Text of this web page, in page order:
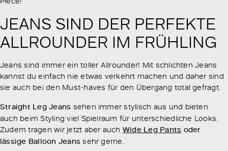
JEANS SIND DER PERFEKTE
ALLROUNDER IM FRÜHLING
Jeans sind immer ein toller Allrounder! Mit schlichten Jeans
kannst du einfach nie etwas verkehrt machen und daher sind
sie auch bei den Must-haves für den Übergang total gefragt.
Straight Leg Jeans sehen immer stylisch aus und bieten
auch beim Styling viel Spielraum für unterschiedliche Looks.
Zudem tragen wir jetzt aber auch Wide Leg Pants oder
lässige Balloon Jeans sehr gerne.